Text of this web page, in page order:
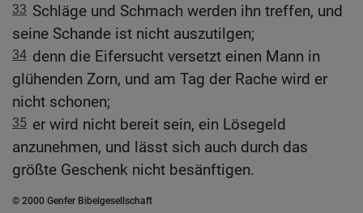
33 Schläge und Schmach werden ihn treffen, und
seine Schande ist nicht auszutilgen;
34 denn die Eifersucht versetzt einen Mann in
glühenden Zorn, und am Tag der Rache wird er
nicht schonen;
35 er wird nicht bereit sein, ein Lösegeld
anzunehmen, und lässt sich auch durch das
größte Geschenk nicht besänftigen.
© 2000 Genfer Bibelgesellschaft